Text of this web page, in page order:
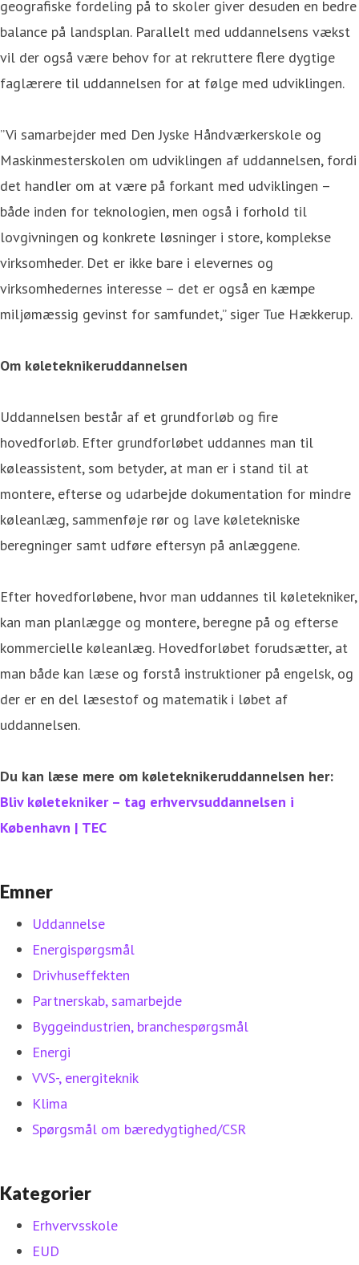
geografiske fordeling på to skoler giver desuden en bedre
balance på landsplan. Parallelt med uddannelsens vækst
vil der også være behov for at rekruttere flere dygtige
faglærere til uddannelsen for at følge med udviklingen.
”Vi samarbejder med Den Jyske Håndværkerskole og
Maskinmesterskolen om udviklingen af uddannelsen, fordi
det handler om at være på forkant med udviklingen –
både inden for teknologien, men også i forhold til
lovgivningen og konkrete løsninger i store, komplekse
virksomheder. Det er ikke bare i elevernes og
virksomhedernes interesse – det er også en kæmpe
miljømæssig gevinst for samfundet,” siger Tue Hækkerup.
Om køleteknikeruddannelsen
Uddannelsen består af et grundforløb og fire
hovedforløb. Efter grundforløbet uddannes man til
køleassistent, som betyder, at man er i stand til at
montere, efterse og udarbejde dokumentation for mindre
køleanlæg, sammenføje rør og lave køletekniske
beregninger samt udføre eftersyn på anlæggene.
Efter hovedforløbene, hvor man uddannes til køletekniker,
kan man planlægge og montere, beregne på og efterse
kommercielle køleanlæg. Hovedforløbet forudsætter, at
man både kan læse og forstå instruktioner på engelsk, og
der er en del læsestof og matematik i løbet af
uddannelsen.
Du kan læse mere om køleteknikeruddannelsen her:
Bliv køletekniker – tag erhvervsuddannelsen i
København | TEC
Emner
Uddannelse
Energispørgsmål
Drivhuseffekten
Partnerskab, samarbejde
Byggeindustrien, branchespørgsmål
Energi
VVS-, energiteknik
Klima
Spørgsmål om bæredygtighed/CSR
Kategorier
Erhvervsskole
EUD